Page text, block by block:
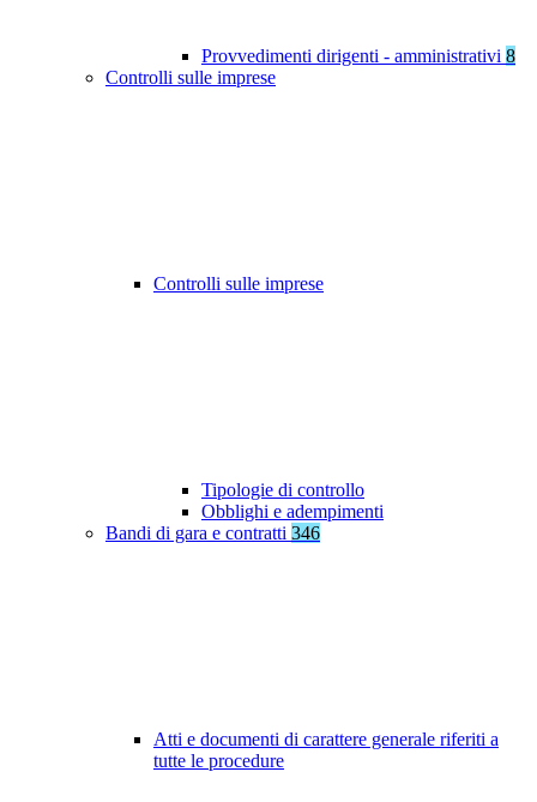
Provvedimenti dirigenti - amministrativi 8
Controlli sulle imprese
Controlli sulle imprese
Tipologie di controllo
Obblighi e adempimenti
Bandi di gara e contratti 346
Atti e documenti di carattere generale riferiti a
tutte le procedure